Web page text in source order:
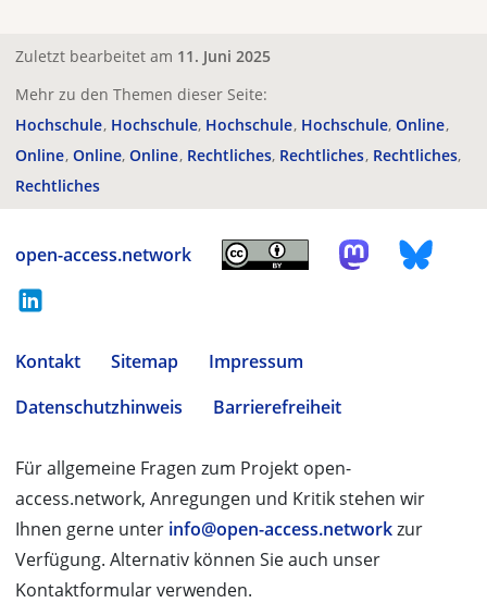
Zuletzt bearbeitet am 11. Juni 2025
Mehr zu den Themen dieser Seite:
Hochschule Hochschule Hochschule Hochschule Online
Online Online Online Rechtliches Rechtliches Rechtliches
Rechtliches
open-access.network
Kontakt Sitemap
Impressum
Datenschutzhinweis
Barrierefreiheit
Für allgemeine Fragen zum Projekt open-
access.network, Anregungen und Kritik stehen wir
Ihnen gerne unter info@open-access.networkzur
Verfügung. Alternativ können Sie auch unser
Kontaktformular verwenden.